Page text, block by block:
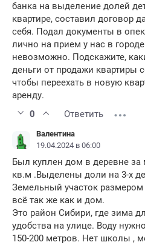
банка на выделение долей
квартире, составил договор
себя. Подал документы в
лично на прием у нас в
невозможно. Подскажите,
деньги от продажи квартиры
чтобы переехать в новую
аренду.
0
Ответить
Валентина
19.04.2024 в 06:00
Был куплен дом в деревне за
кв.м .Выделены доли на 3-х
Земельный участок
всё так же как и дом.
Это район Сибири, где зима
удобства на улице. Воду
150-200 метров. Нет школы ,